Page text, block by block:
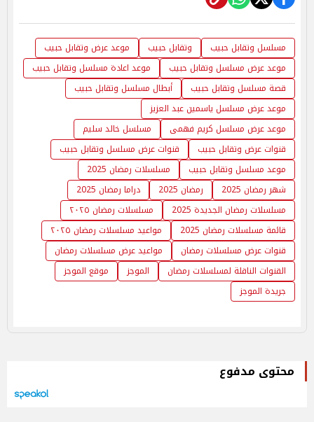
مسلسل وتقابل حبيب وتقابل حبيب
موعد عرض وتقابل حبيب
موعد عرض مسلسل وتقابل حبيب
موعد اعادة مسلسل وتقابل حبيب
قصة مسلسل وتقابل حبيب
أبطال مسلسل وتقابل حبيب
موعد عرض مسلسل ياسمين عبد العزيز
موعد عرض مسلسل كريم فهمى
مسلسل خالد سليم
قنوات عرض وتقابل حبيب
قنوات عرض مسلسل وتقابل حبيب
موعد مسلسل وتقابل حبيب
مسلسلات رمضان 2025
شهر رمضان 2025
رمضان 2025
دراما رمضان 2025
مسلسلات رمضان الجديدة 2025
مسلسلات رمضان ٢٠٢٥
قائمة مسلسلات رمضان 2025
مواعيد مسلسلات رمضان ٢٠٢٥
قنوات عرض مسلسلات رمضان
مواعيد عرض مسلسلات رمضان
القنوات الناقلة لمسلسلات رمضان
الموجز
موقع الموجز
جريدة الموجز
محتوى مدفوع